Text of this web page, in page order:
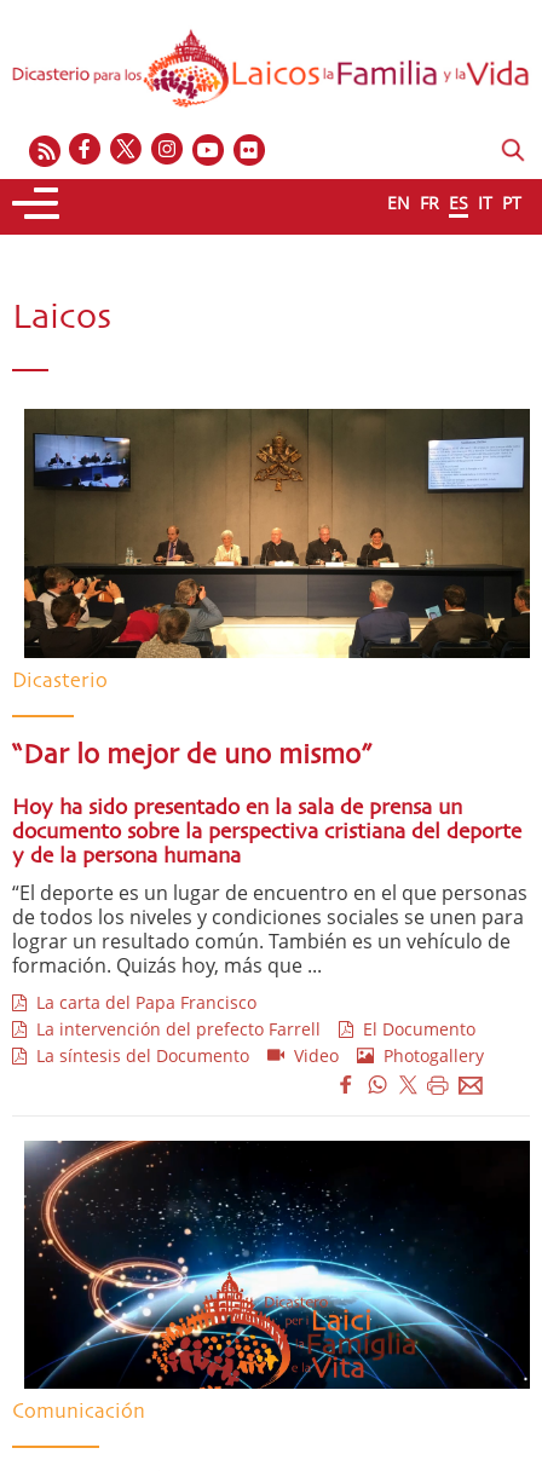
EN FR ES IT PT
Laicos
Dicasterio
“Dar lo mejor de uno mismo”
Hoy ha sido presentado en la sala de prensa un
documento sobre la perspectiva cristiana del deporte
y de la persona humana
“El deporte es un lugar de encuentro en el que personas
de todos los niveles y condiciones sociales se unen para
lograr un resultado común. También es un vehículo de
formación. Quizás hoy, más que ...
La carta del Papa Francisco
La intervención del prefecto Farrell
El Documento
La síntesis del Documento
Video Photogallery
Comunicación